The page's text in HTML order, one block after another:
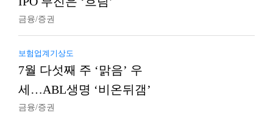
금융/증권
보험업계기상도
7월 다섯째 주 ‘맑음’ 우
세…ABL생명 ‘비온뒤갬’
금융/증권